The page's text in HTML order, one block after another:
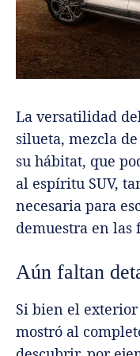
La versatilidad
silueta, mezcla
su hábitat, que
al espíritu SUV,
necesaria para
demuestra en las
Aún faltan
Si bien el exterior
mostró al